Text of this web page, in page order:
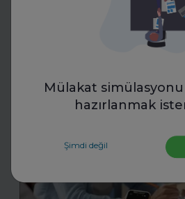
Mülakat
hazırlanmak
Şimdi değil
Uzman koçlarla geleceğe
öğrenci ve kariyer koçluğu ile
kariyer yolculuğunuzda güçlü
Daha fazla oku